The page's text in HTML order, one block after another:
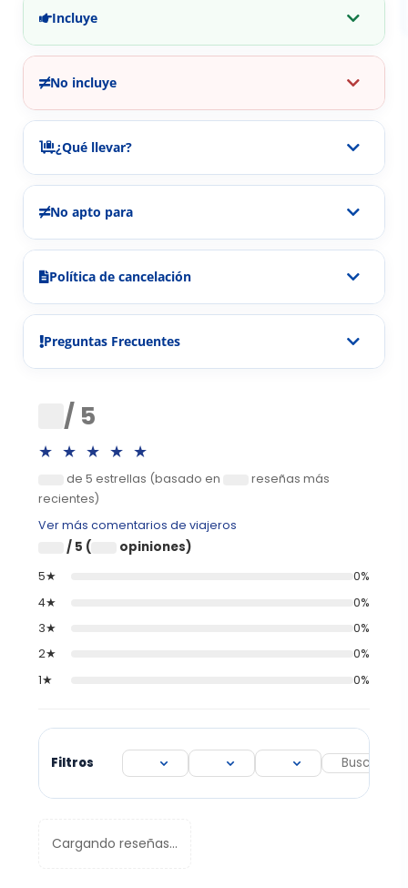
Incluye
No incluye
¿Qué llevar?
No apto para
Política de cancelación
Preguntas Frecuentes
/ 5
★★★★★
de 5 estrellas (basado en
reseñas más
recientes)
Ver más comentarios de viajeros
/ 5 ( opiniones)
5★
0%
4★
0%
3★
0%
2★
0%
1★
0%
Filtros
Cargando reseñas...